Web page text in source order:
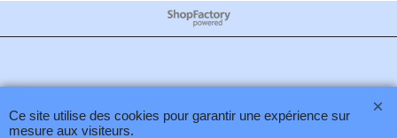
Boutique en ligne créés
avec le logiciel
Ce site utilise des cookies pour garantir une expérience sur
mesure aux visiteurs.